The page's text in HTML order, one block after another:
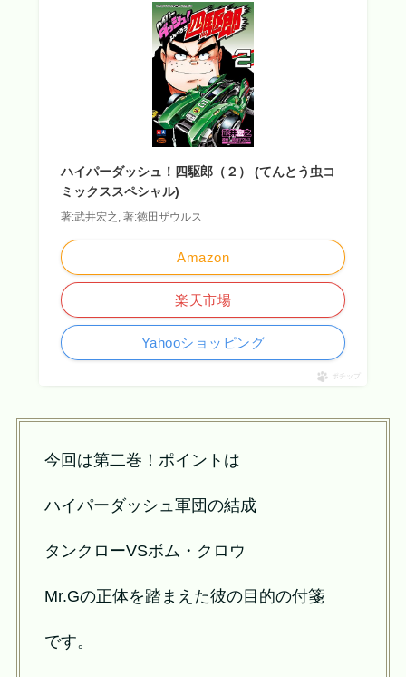
ハイパーダッシュ！四駆郎（２） (てんとう虫コ
ミックススペシャル)
著:武井宏之, 著:徳田ザウルス
Amazon
楽天市場
Yahooショッピング
ポチップ
今回は第二巻！ポイントは
ハイパーダッシュ軍団の結成
タンクローVSボム・クロウ
Mr.Gの正体を踏まえた彼の目的の付箋
です。